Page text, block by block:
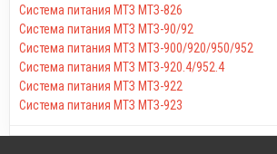
Система питания МТЗ МТЗ-826
Система питания МТЗ МТЗ-90/92
Система питания МТЗ МТЗ-900/920/950/952
Система питания МТЗ МТЗ-920.4/952.4
Система питания МТЗ МТЗ-922
Система питания МТЗ МТЗ-923